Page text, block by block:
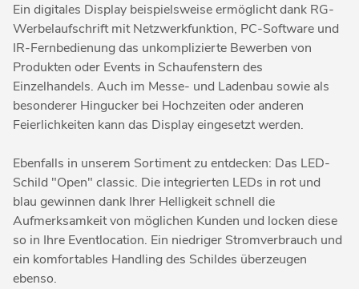
Ein digitales Display beispielsweise ermöglicht dank RG-
Werbelaufschrift mit Netzwerkfunktion, PC-Software und
IR-Fernbedienung das unkomplizierte Bewerben von
Produkten oder Events in Schaufenstern des
Einzelhandels. Auch im Messe- und Ladenbau sowie als
besonderer Hingucker bei Hochzeiten oder anderen
Feierlichkeiten kann das Display eingesetzt werden.
Ebenfalls in unserem Sortiment zu entdecken: Das LED-
Schild "Open" classic. Die integrierten LEDs in rot und
blau gewinnen dank Ihrer Helligkeit schnell die
Aufmerksamkeit von möglichen Kunden und locken diese
so in Ihre Eventlocation. Ein niedriger Stromverbrauch und
ein komfortables Handling des Schildes überzeugen
ebenso.